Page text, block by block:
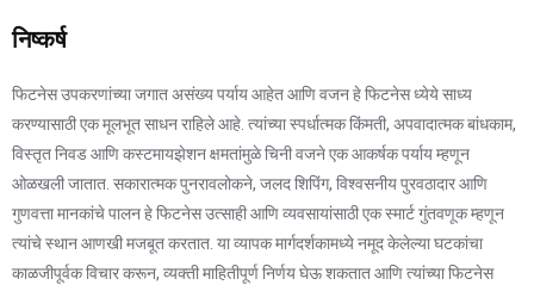
निष्कर्ष
फिटनेस उपकरणांच्या जगात असंख्य पर्याय आहेत आणि वजन हे फिटनेस ध्येये साध्य
करण्यासाठी एक मूलभूत साधन राहिले आहे. त्यांच्या स्पर्धात्मक किंमती, अपवादात्मक बांधकाम,
विस्तृत निवड आणि कस्टमायझेशन क्षमतांमुळे चिनी वजने एक आकर्षक पर्याय म्हणून
ओळखली जातात. सकारात्मक पुनरावलोकने, जलद शिपिंग, विश्वसनीय पुरवठादार आणि
गुणवत्ता मानकांचे पालन हे फिटनेस उत्साही आणि व्यवसायांसाठी एक स्मार्ट गुंतवणूक म्हणून
त्यांचे स्थान आणखी मजबूत करतात. या व्यापक मार्गदर्शकामध्ये नमूद केलेल्या घटकांचा
काळजीपूर्वक विचार करून, व्यक्ती माहितीपूर्ण निर्णय घेऊ शकतात आणि त्यांच्या फिटनेस